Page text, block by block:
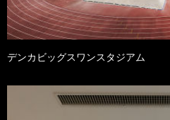
デンカビッグスワンスタジアム